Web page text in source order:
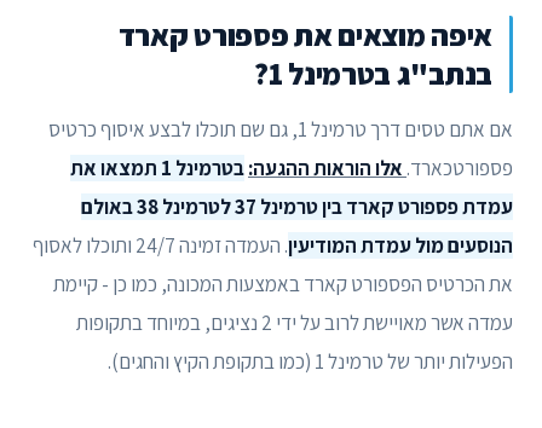
איפה מוצאים את פספורט קארד
בנתב"ג בטרמינל 1?
אם אתם טסים דרך טרמינל 1, גם שם תוכלו לבצע איסוף כרטיס
פספורטכארד. אלו הוראות ההגעה:
בטרמינל 1 תמצאו את
עמדת פספורט קארד בין טרמינל 37 לטרמינל 38 באולם
הנוסעים מול עמדת המודיעין
. העמדה זמינה 24/7 ותוכלו לאסוף
את הכרטיס הפספורט קארד באמצעות המכונה, כמו כן - קיימת
עמדה אשר מאויישת לרוב על ידי 2 נציגים, במיוחד בתקופות
הפעילות יותר של טרמינל 1 (כמו בתקופת הקיץ והחגים).